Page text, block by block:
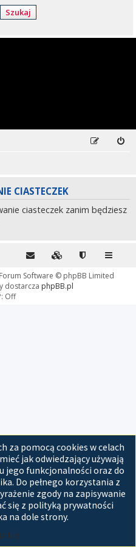
Szukaj
CIASTECZEK
ciasteczek zanim będziesz
za pomocą cookies w celach
jak odwiedzający używają
jego funkcjonalności oraz do
Do pełnego korzystania z
zgody na zapisywanie
się z polityką prywatności
na dole strony.
Software © phpBB Limited
dostarcza phpBB.pl
Off